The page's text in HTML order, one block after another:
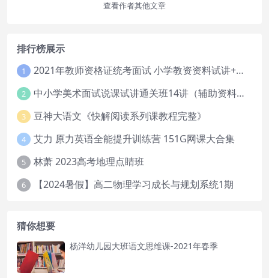
查看作者其他文章
排行榜展示
1 2021年教师资格证统考面试 小学教资资料试讲+答辩
2 中小学美术面试说课试讲通关班14讲（辅助资料第一套）
3 豆神大语文《快解阅读系列课教程完整》
4 艾力 原力英语全能提升训练营 151G网课大合集
5 林萧 2023高考地理点睛班
6 【2024暑假】高二物理学习成长与规划系统1期
猜你想要
杨洋幼儿园大班语文思维课-2021年春季